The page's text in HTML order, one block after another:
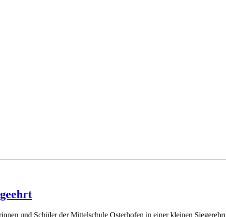
und Schüler der Mittelschule Osterhofen in einer kleinen